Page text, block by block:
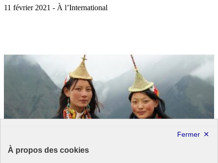
À propos des cookies
11 février 2021 - À l’International